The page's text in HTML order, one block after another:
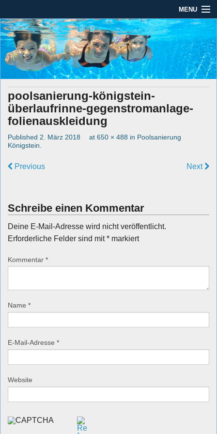
MENU
Dauber Schwimmanlagen GmbH
Leistungen
Service
Produkte
Öffnungszeiten
AGBs
Dauber Schwimmanlagen
GmbH
Seit mehr als 45 Jahren im Rhein-Main-Gebiet
poolsanierung-königstein-
überlaufrinne-gegenstromanlage-
folienauskleidung
Published 2. März 2018 at 650 × 488 in Poolsanierung
Königstein
Previous Next
Schreibe einen Kommentar
Deine E-Mail-Adresse wird nicht veröffentlicht.
Erforderliche Felder sind mit* markiert
Kommentar *
Name *
E-Mail-Adresse *
Website